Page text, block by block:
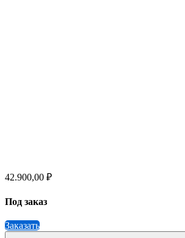
42.900,00 ₽
Под заказ
Заказать